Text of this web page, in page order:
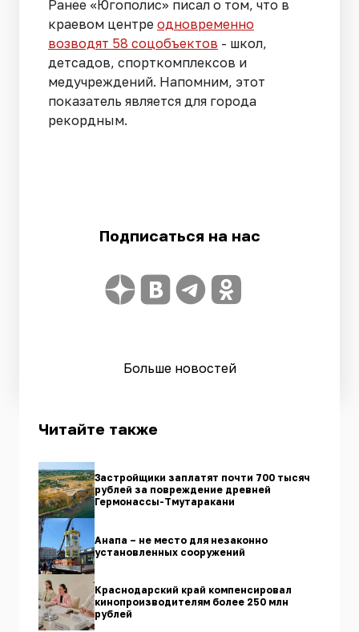
Ранее «Югополис» писал о том, что в
краевом центре одновременно
возводят 58 соцобъектов - школ,
детсадов, спорткомплексов и
медучреждений. Напомним, этот
показатель является для города
рекордным.
Подписаться на нас
Больше новостей
Читайте также
Застройщики заплатят почти 700 тысяч
рублей за повреждение древней
Гермонассы-Тмутаракани
Анапа – не место для незаконно
установленных сооружений
Краснодарский край компенсировал
кинопроизводителям более 250 млн
рублей